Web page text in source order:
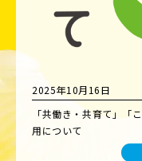
2025年10月16日
「共働き・共育て」「
用について